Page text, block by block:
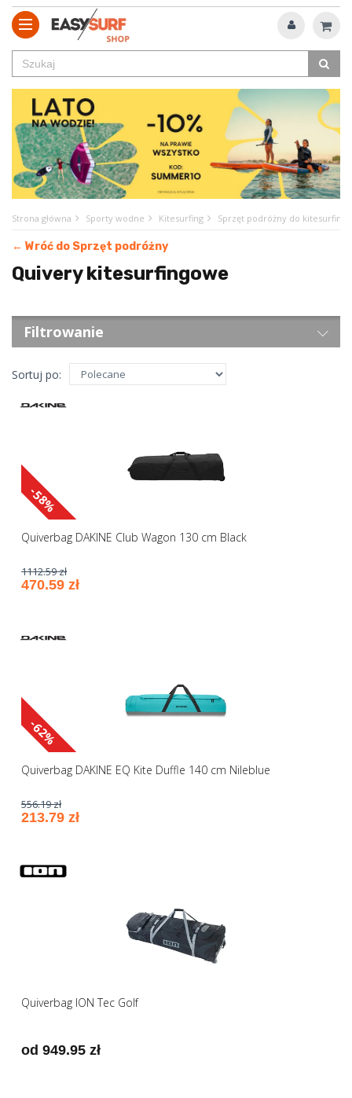
Strona główna Sporty wodne Kitesurfing Sprzęt podróżny do kitesurfingu
← Wróć do Sprzęt podróżny
Quivery kitesurfingowe
Filtrowanie
Sortuj po:
-58%
Quiverbag DAKINE Club Wagon 130 cm Black
1112.59 zł
470.59 zł
-62%
Quiverbag DAKINE EQ Kite Duffle 140 cm Nileblue
556.19 zł
213.79 zł
Quiverbag ION Tec Golf
od 949.95 zł